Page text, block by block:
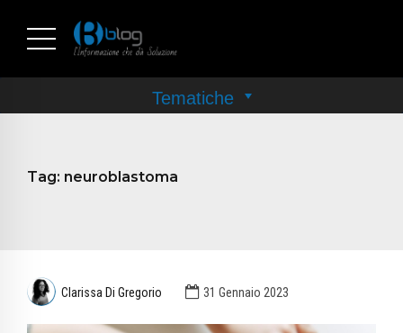
Tag: neuroblastoma
Clarissa Di Gregorio 31 Gennaio 2023